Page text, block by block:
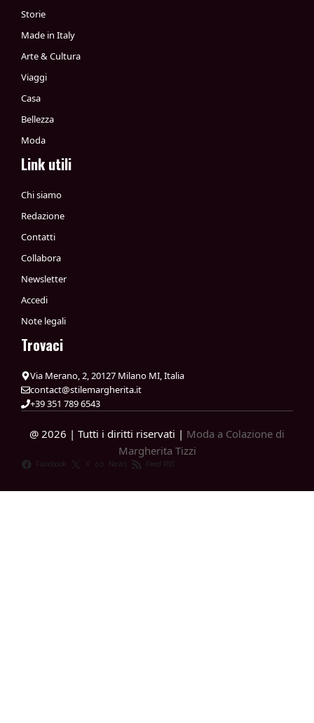
Storie
Made in Italy
Arte & Cultura
Viaggi
Casa
Bellezza
Moda
Link utili
Chi siamo
Redazione
Contatti
Collabora
Newsletter
Accedi
Note legali
Trovaci
Via Merano, 2, 20127 Milano MI, Italia
contact@stilemargherita.it
+39 351 789 6543
@ 2026 | Tutti i diritti riservati | Moda a Colazione di
Margherita Tizzi
Facebook X News Feed RSS